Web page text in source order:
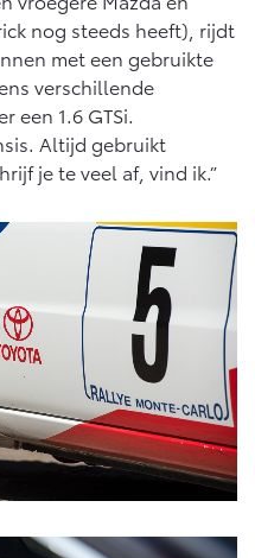
nog steeds heeft), rijdt
met een gebruikte
verschillende
een 1.6 GTSi.
Altijd gebruikt
je te veel af, vind ik.”